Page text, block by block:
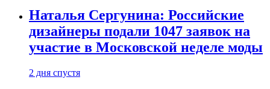
Наталья Сергунина: Российские
дизайнеры подали 1047 заявок на
участие в Московской неделе моды
2 дня спустя